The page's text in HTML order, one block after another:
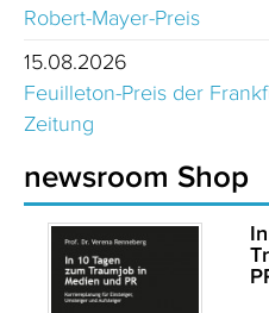
Robert-Mayer-Preis
15.08.2026
Feuilleton-Preis der
Zeitung
newsroom Shop